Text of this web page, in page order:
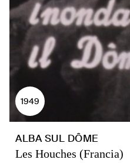
1949
ALBA SUL DÔME
Les Houches (Francia)